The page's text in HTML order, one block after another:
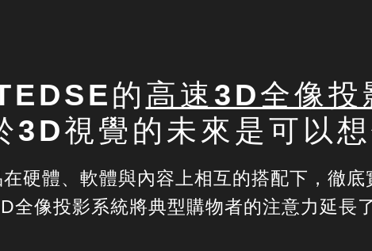
的 高速3D全像投
3D視覺的未來是可以
硬體、軟體與內容上相互的搭配下，徹
全像投影系統將典型購物者的注意力延長